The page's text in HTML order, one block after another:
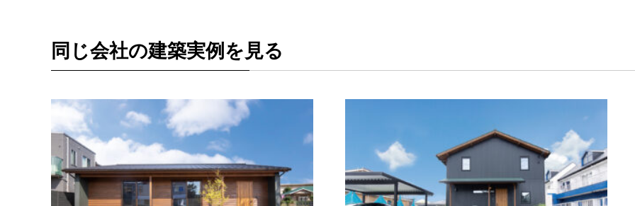
同じ会社の建築実例を見る